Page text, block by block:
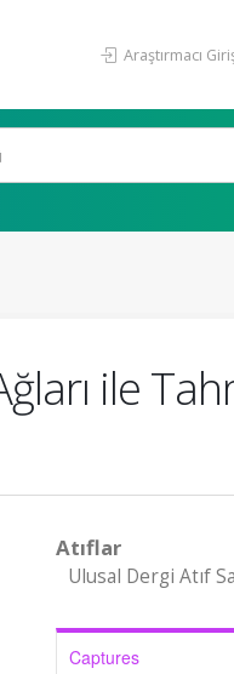
Araştırmacı
ile
Atıflar
Ulusal Dergi Atıf
Captures